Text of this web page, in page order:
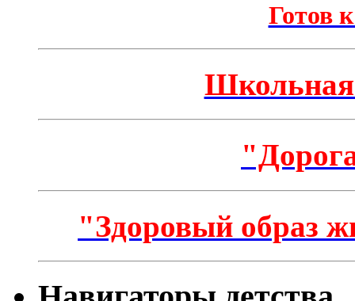
Готов
Школьная
"Здоровый образ